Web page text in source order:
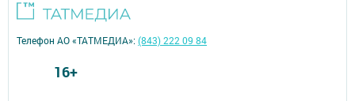
Телефон АО «ТАТМЕДИА»:(843) 222 09 84
16+